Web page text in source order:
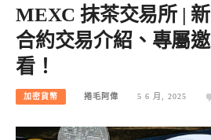
MEXC 抹茶交易所 |
合約交易介紹、專屬
看！
加密貨幣 捲毛阿偉 5 6 月, 2025